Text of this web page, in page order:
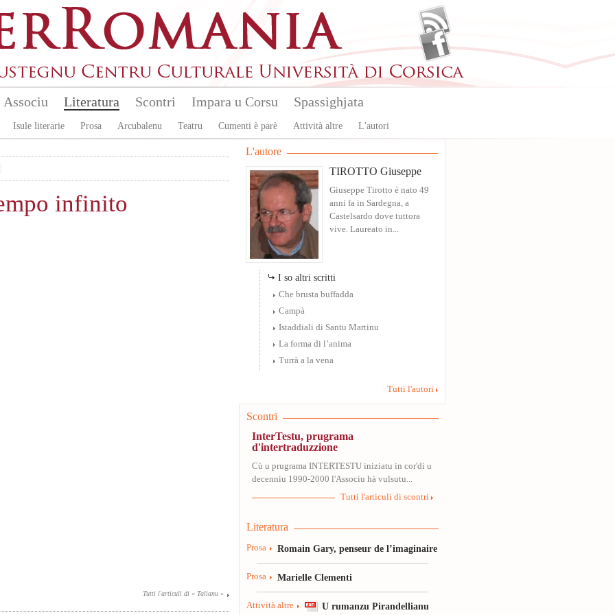
Associu Literatura
Isule literarie Prosa Arcubalenu Teatru Cumenti è parè Attività altre L'autori
Scontri Impara u Corsu Spassighjata
infinito
Tutti l'articuli di « Talianu »
L'autore
TIROTTO Giuseppe
Giuseppe Tirotto è nato 49
anni fa in Sardegna, a
Castelsardo dove tuttora
vive. Laureato in...
I so altri scritti
Che brusta buffadda
Campà
Istaddiali di Santu Martinu
La forma di l’anima
Turrà a la vena
Tutti l'autori
Scontri
InterTestu, prugrama
d'intertraduzzione
Cù u prugrama INTERTESTU iniziatu in cor'di u
decenniu 1990-2000 l'Associu hà vulsutu...
Tutti l'articuli di scontri
Literatura
Prosa Romain Gary, penseur de l’imaginaire
Prosa Marielle Clementi
Attività altre U rumanzu Pirandellianu